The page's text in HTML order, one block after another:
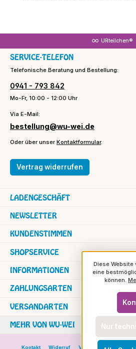
URteilchen®
SERVICE-TELEFON
Telefonische Beratung und Bestellung:
0941 - 793 842
Mo-Fr, 10:00 - 12:00 Uhr
Via E-Mail:
bestellung@wu-wei.de
Oder über unserKontaktformular.
Vertrag widerrufen
SHOPSERVICE
INFORMATIONEN
NEWSLETTER
KUNDENSTIMMEN
LADENGESCHÄFT
ZAHLUNGSARTEN
VERSANDARTEN
MEHR VON WU-WEI
Kontakt Widerruf Versand und Zahlung
Diese Website
eine
können.
Nur